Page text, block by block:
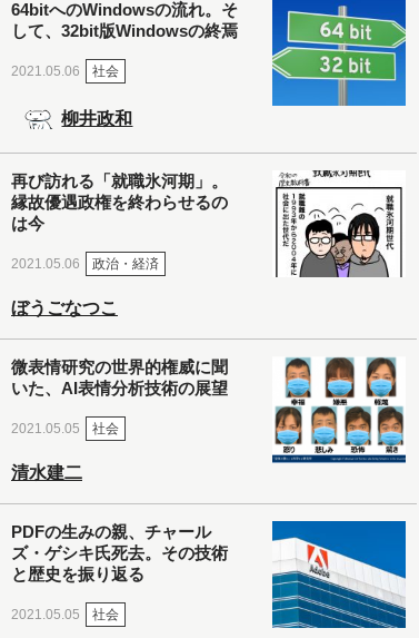
64bitへのWindowsの流れ。そ
して、32bit版Windowsの終焉
2021.05.06 社会
柳井政和
再び訪れる「就職氷河期」。
縁故優遇政権を終わらせるの
は今
2021.05.06 政治・経済
ぼうごなつこ
微表情研究の世界的権威に聞
いた、AI表情分析技術の展望
2021.05.05 社会
清水建二
PDFの生みの親、チャール
ズ・ゲシキ氏死去。その技術
と歴史を振り返る
2021.05.05 社会